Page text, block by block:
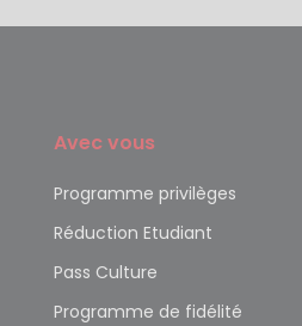
Avec vous
Programme privilèges
Réduction Etudiant
Pass Culture
Programme de fidélité